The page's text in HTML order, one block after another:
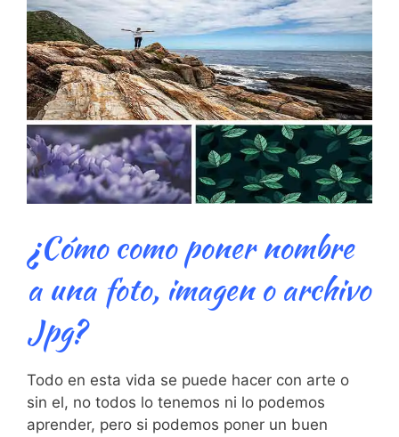
¿Cómo como poner nombre
a una foto, imagen o archivo
Jpg?
Todo en esta vida se puede hacer con arte o
sin el, no todos lo tenemos ni lo podemos
aprender, pero si podemos poner un buen